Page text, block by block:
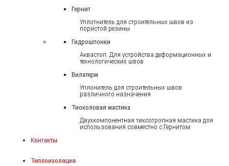
Гернит
Уплотнитель для строительных швов из
пористой резины
Гидрошпонки
Аквастоп. Для устройства деформационных и
технологических швов
Вилатерм
Уплонитель для строительных швов
различного назначения
Тиоколовая мастика
Двухкомпонентная тиксотропная мастика для
использования совместно с Гернитом
Контакты
Теплоизоляция